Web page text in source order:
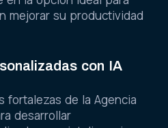
mejorar su productividad
con IA
fortalezas de la Agencia
desarrollar